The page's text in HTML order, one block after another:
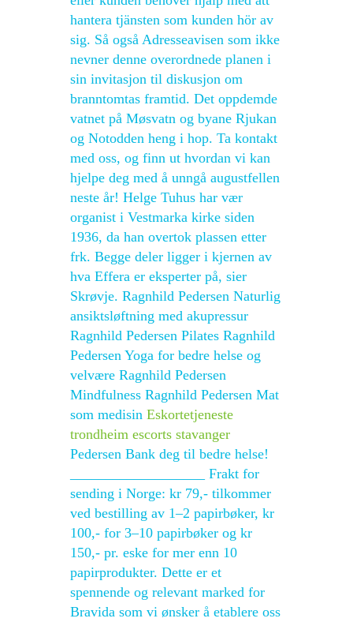
hantera tjänsten som kunden hör av
sig. Så også Adresseavisen som ikke
nevner denne overordnede planen i
sin invitasjon til diskusjon om
branntomtas framtid. Det oppdemde
vatnet på Møsvatn og byane Rjukan
og Notodden heng i hop. Ta kontakt
med oss, og finn ut hvordan vi kan
hjelpe deg med å unngå augustfellen
neste år! Helge Tuhus har vær
organist i Vestmarka kirke siden
1936, da han overtok plassen etter
frk. Begge deler ligger i kjernen av
hva Effera er eksperter på, sier
Skrøvje. Ragnhild Pedersen Naturlig
ansiktsløftning med akupressur
Ragnhild Pedersen Pilates Ragnhild
Pedersen Yoga for bedre helse og
velvære Ragnhild Pedersen
Mindfulness Ragnhild Pedersen Mat
som medisin Eskortetjeneste
trondheim escorts stavanger
Pedersen Bank deg til bedre helse!
___________________ Frakt for
sending i Norge: kr 79,- tilkommer
ved bestilling av 1–2 papirbøker, kr
100,- for 3–10 papirbøker og kr
150,- pr. eske for mer enn 10
papirprodukter. Dette er et
spennende og relevant marked for
Bravida som vi ønsker å etablere oss